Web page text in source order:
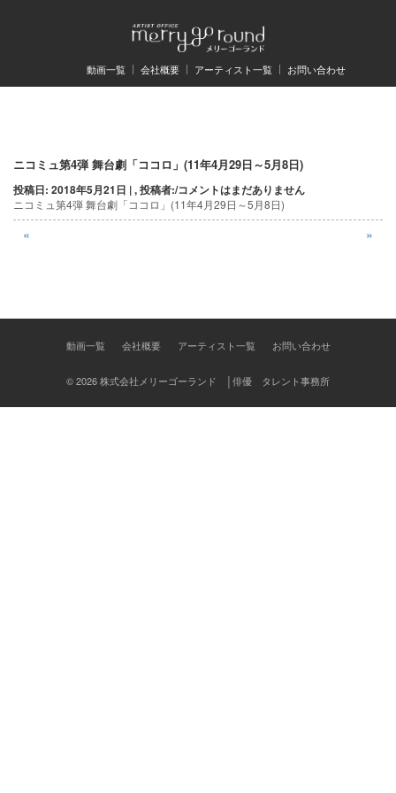
動画一覧 会社概要 アーティスト一覧 お問い合わせ
ニコミュ第4弾 舞台劇「ココロ」(11年4月29日～5月8日)
投稿日: 2018年5月21日 | , 投稿者:/コメントはまだありません
ニコミュ第4弾 舞台劇「ココロ」(11年4月29日～5月8日)
投
稿
ナ
ー
ン
« »
動画一覧 会社概要 アーティスト一覧 お問い合わせ
© 2026 株式会社メリーゴーランド │俳優 タレント事務所